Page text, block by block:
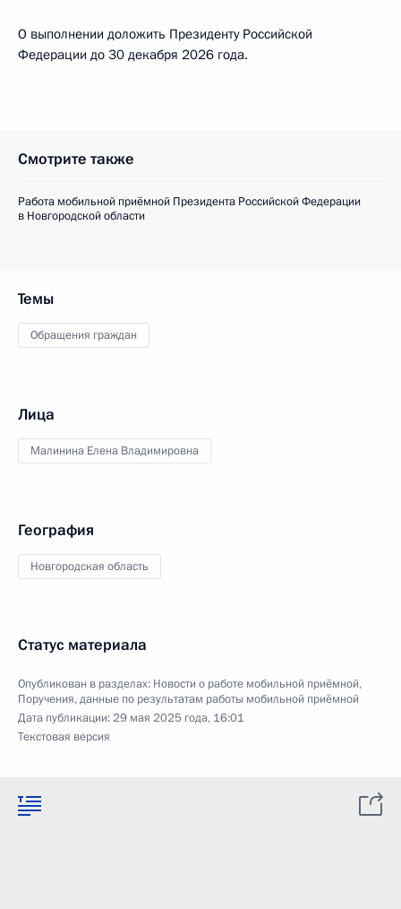
О выполнении доложить Президенту Российской
Федерации до 30 декабря 2026 года.
Смотрите также
Работа мобильной приёмной Президента Российской Федерации
в Новгородской области
Темы
Обращения граждан
Лица
Малинина Елена Владимировна
География
Новгородская область
Статус материала
Опубликован в разделах: Новости о работе мобильной приёмной,
Поручения, данные по результатам работы мобильной приёмной
Дата публикации:29 мая 2025 года, 16:01
Текстовая версия